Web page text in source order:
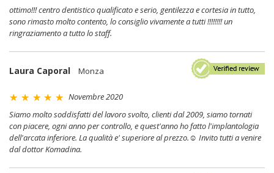
ottimo!!! centro dentistico qualificato e serio, gentilezza e cortesia in tutto,
sono rimasto molto contento, lo consiglio vivamente a tutti !!!!!!!! un
ringraziamento a tutto lo staff.
Laura Caporal Monza
Novembre 2020
Siamo molto soddisfatti del lavoro svolto, clienti dal 2009, siamo tornati
con piacere, ogni anno per controllo, e quest'anno ho fatto l'implantologia
dell'arcata inferiore. La qualità e' superiore al prezzo.☺ Invito tutti a venire
dal dottor Komadina.